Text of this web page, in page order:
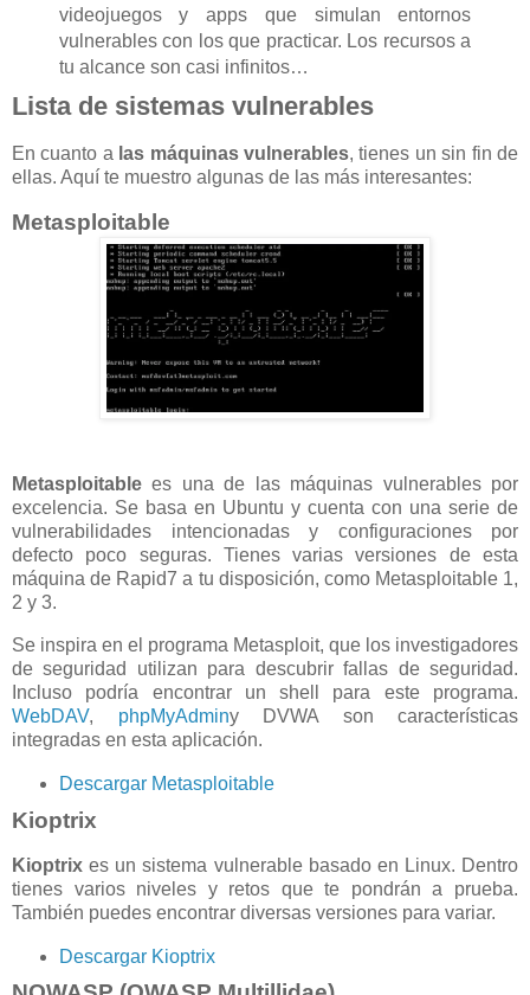
videojuegos y apps que simulan entornos
vulnerables con los que practicar. Los recursos a
tu alcance son casi infinitos…
Lista de sistemas vulnerables
En cuanto a las máquinas vulnerables, tienes un sin fin de
ellas. Aquí te muestro algunas de las más interesantes:
Metasploitable
Metasploitable es una de las máquinas vulnerables por
excelencia. Se basa en Ubuntu y cuenta con una serie de
vulnerabilidades intencionadas y configuraciones por
defecto poco seguras. Tienes varias versiones de esta
máquina de Rapid7 a tu disposición, como Metasploitable 1,
2 y 3.
Se inspira en el programa Metasploit, que los investigadores
de seguridad utilizan para descubrir fallas de seguridad.
Incluso podría encontrar un shell para este programa.
WebDAV, phpMyAdminy DVWA son características
integradas en esta aplicación.
Descargar Metasploitable
Kioptrix
Kioptrix es un sistema vulnerable basado en Linux. Dentro
tienes varios niveles y retos que te pondrán a prueba.
También puedes encontrar diversas versiones para variar.
Descargar Kioptrix